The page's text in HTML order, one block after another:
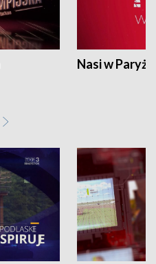
Nasi w Paryżu